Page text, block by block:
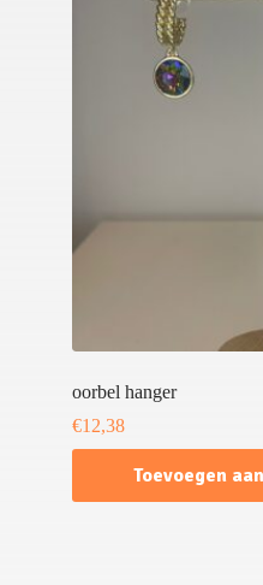
oorbel hanger
€12,38
Toevoegen